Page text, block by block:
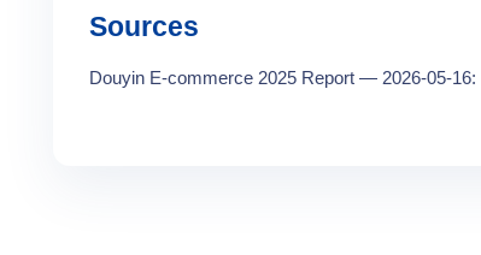
Sources
Douyin E-commerce 2025 Report — 2026-05-16: